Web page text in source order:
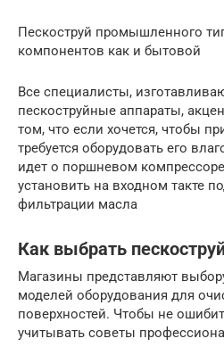
Пескоструй промышленного
компонентов как и бытовой
Все специалисты,
пескоструйные аппараты,
том, что если хочется, чтобы
требуется оборудовать его
идет о поршневом
установить на входном такте
фильтрации масла
Как выбрать
Магазины представляют
моделей оборудования для
поверхностей. Чтобы не
учитывать советы